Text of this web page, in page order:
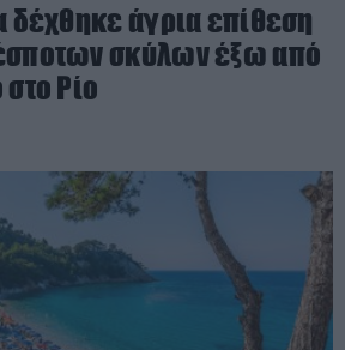
δέχθηκε άγρια επίθεση
σκύλων έξω από
Ρίο